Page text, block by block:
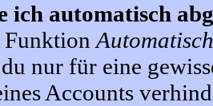
ich automatisch
Funktion
nur für eine
Accounts